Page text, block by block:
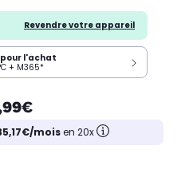
Revendre votre appareil
pour l'achat
+ M365*
moisen 20x